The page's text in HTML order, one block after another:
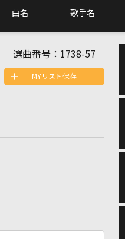
曲名 歌手名
選曲番号： 1738-57
MYリスト保存